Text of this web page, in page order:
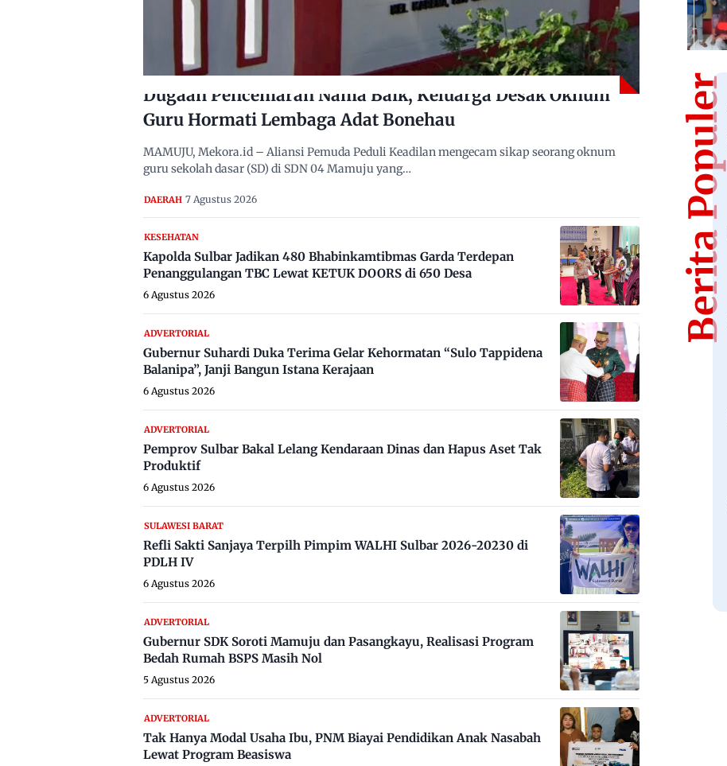
Dugaan Pencemaran Nama Baik, Keluarga Desak Oknum
Guru Hormati Lembaga Adat Bonehau
MAMUJU, Mekora.id – Aliansi Pemuda Peduli Keadilan mengecam sikap seorang oknum
guru sekolah dasar (SD) di SDN 04 Mamuju yang…
DAERAH 7 Agustus 2026
KESEHATAN
Kapolda Sulbar Jadikan 480 Bhabinkamtibmas Garda Terdepan
Penanggulangan TBC Lewat KETUK DOORS di 650 Desa
6 Agustus 2026
ADVERTORIAL
Gubernur Suhardi Duka Terima Gelar Kehormatan “Sulo Tappidena
Balanipa”, Janji Bangun Istana Kerajaan
6 Agustus 2026
ADVERTORIAL
Pemprov Sulbar Bakal Lelang Kendaraan Dinas dan Hapus Aset Tak
Produktif
6 Agustus 2026
SULAWESI BARAT
Refli Sakti Sanjaya Terpilh Pimpim WALHI Sulbar 2026-20230 di
PDLH IV
6 Agustus 2026
ADVERTORIAL
Gubernur SDK Soroti Mamuju dan Pasangkayu, Realisasi Program
Bedah Rumah BSPS Masih Nol
5 Agustus 2026
ADVERTORIAL
Tak Hanya Modal Usaha Ibu, PNM Biayai Pendidikan Anak Nasabah
Lewat Program Beasiswa
Berita Populer